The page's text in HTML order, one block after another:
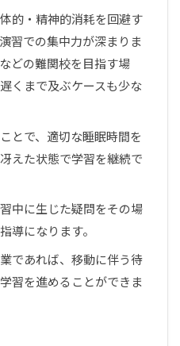
的・精神的消耗を回避す
習での集中力が深まりま
どの難関校を目指す場
くまで及ぶケースも少な
とで、適切な睡眠時間を
えた状態で学習を継続で
中に生じた疑問をその場
導になります。
であれば、移動に伴う待
習を進めることができま